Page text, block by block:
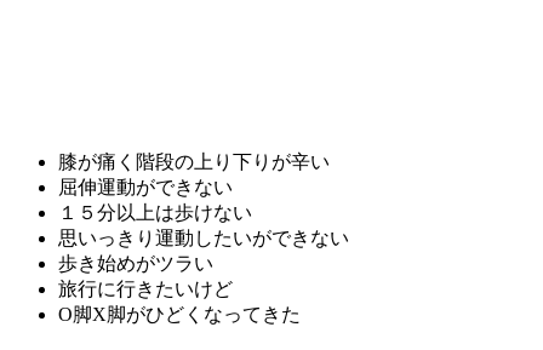
膝が痛く階段の上り下りが辛い
屈伸運動ができない
１５分以上は歩けない
思いっきり運動したいができない
歩き始めがツラい
旅行に行きたいけど
O脚X脚がひどくなってきた